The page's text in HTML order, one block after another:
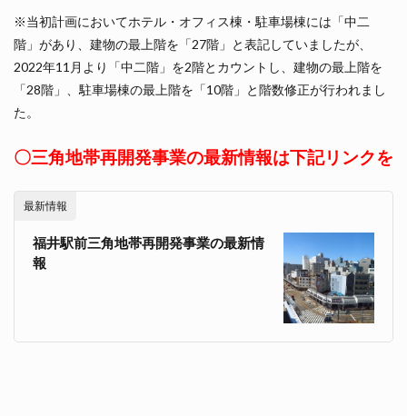
※当初計画においてホテル・オフィス棟・駐車場棟には「中二
階」があり、建物の最上階を「27階」と表記していましたが、
2022年11月より「中二階」を2階とカウントし、建物の最上階を
「28階」、駐車場棟の最上階を「10階」と階数修正が行われまし
た。
〇三角地帯再開発事業の最新情報は下記リンクを
最新情報
福井駅前三角地帯再開発事業の最新情
報